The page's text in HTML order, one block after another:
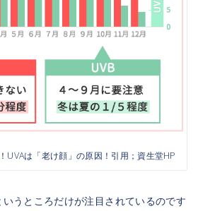
UVAは「老け顔」の原因！引用；資生堂HP
いうところだけが注目されているのです